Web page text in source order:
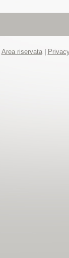
Area riservata|